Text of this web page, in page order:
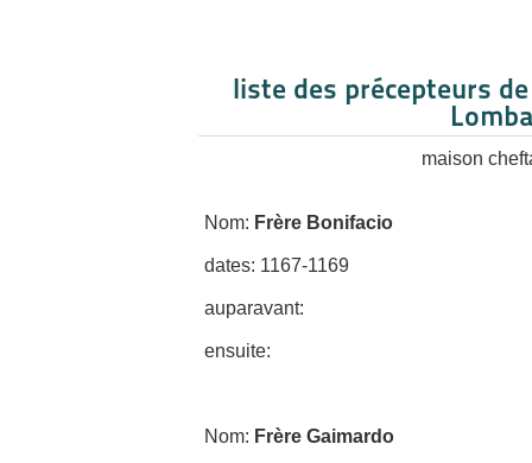
liste des précepteurs
maison
Nom: Frère Bonifacio
dates: 1167-1169
auparavant:
ensuite:
Nom: Frère Gaimardo